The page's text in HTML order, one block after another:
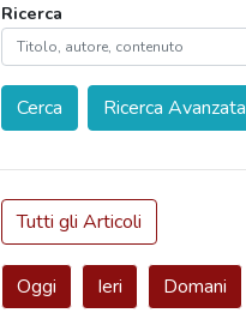
Ricerca
Cerca Ricerca Avanzata
Tutti gli Articoli
Oggi Ieri Domani